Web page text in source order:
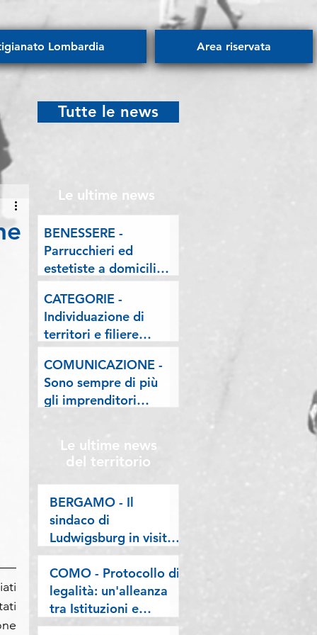
Lombardia Area riservata
Tutte le news
Le ultime news
BENESSERE -
Parrucchieri ed
estetiste a domicilio.
Esposto delle
Associazioni artigiane
lombarde: "Le regole
valgano per tutti"
CATEGORIE -
Individuazione di
territori e filiere
pilota nell'ambito del
"Programma V.E.R.A.
– Ecodesign etico e
valorizzazione delle
COMUNICAZIONE -
Sono sempre di più
gli imprenditori
Lombardia, la nostra
riflessione sulla
stampa
Le ultime news
del territorio
BERGAMO - Il
sindaco di
Ludwigsburg in visita
a Confartigianato
Bergamo: si rafforza
una collaborazione
lunga oltre vent’anni
COMO - Protocollo di
legalità: un'alleanza
tra Istituzioni e
imprese per difendere